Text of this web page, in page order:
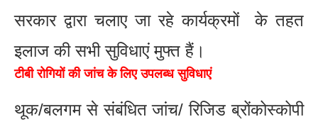
सरकार द्वारा चलाए जा रहे कार्यक्रमों के तहत
इलाज की सभी सुविधाएं मुफ्त हैं।
टीबी रोगियों की जांच के लिए उपलब्ध सुविधाएं
थूक/बलगम से संबंधित जांच/ रिजिड ब्रोंकोस्कोपी